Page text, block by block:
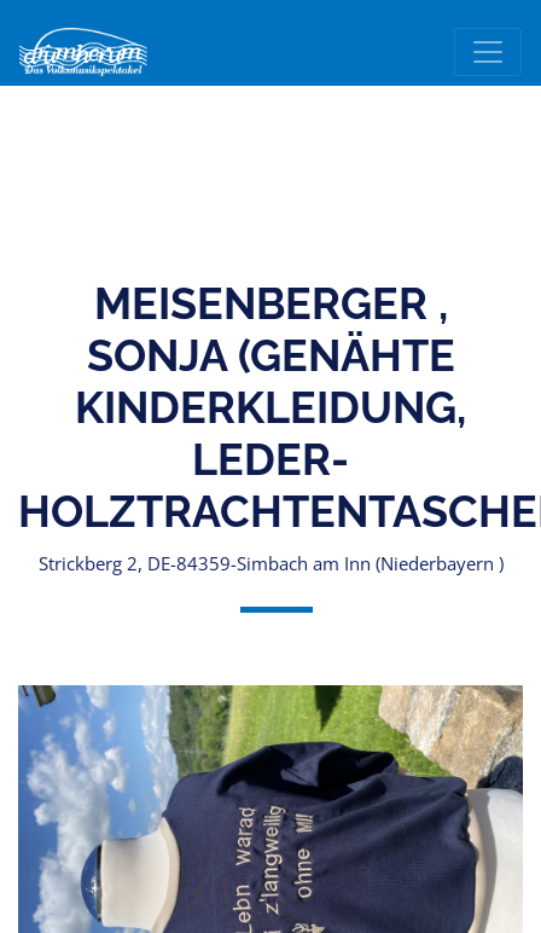
MEISENBERGER ,
SONJA (GENÄHTE
KINDERKLEIDUNG,
LEDER-
Strickberg 2, DE-84359-Simbach am Inn (Niederbayern )